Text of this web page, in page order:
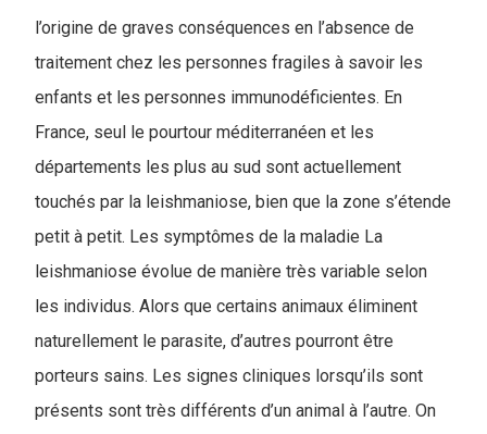
l’origine de graves conséquences en l’absence de
traitement chez les personnes fragiles à savoir les
enfants et les personnes immunodéficientes. En
France, seul le pourtour méditerranéen et les
départements les plus au sud sont actuellement
touchés par la leishmaniose, bien que la zone s’étende
petit à petit. Les symptômes de la maladie La
leishmaniose évolue de manière très variable selon
les individus. Alors que certains animaux éliminent
naturellement le parasite, d’autres pourront être
porteurs sains. Les signes cliniques lorsqu’ils sont
présents sont très différents d’un animal à l’autre. On